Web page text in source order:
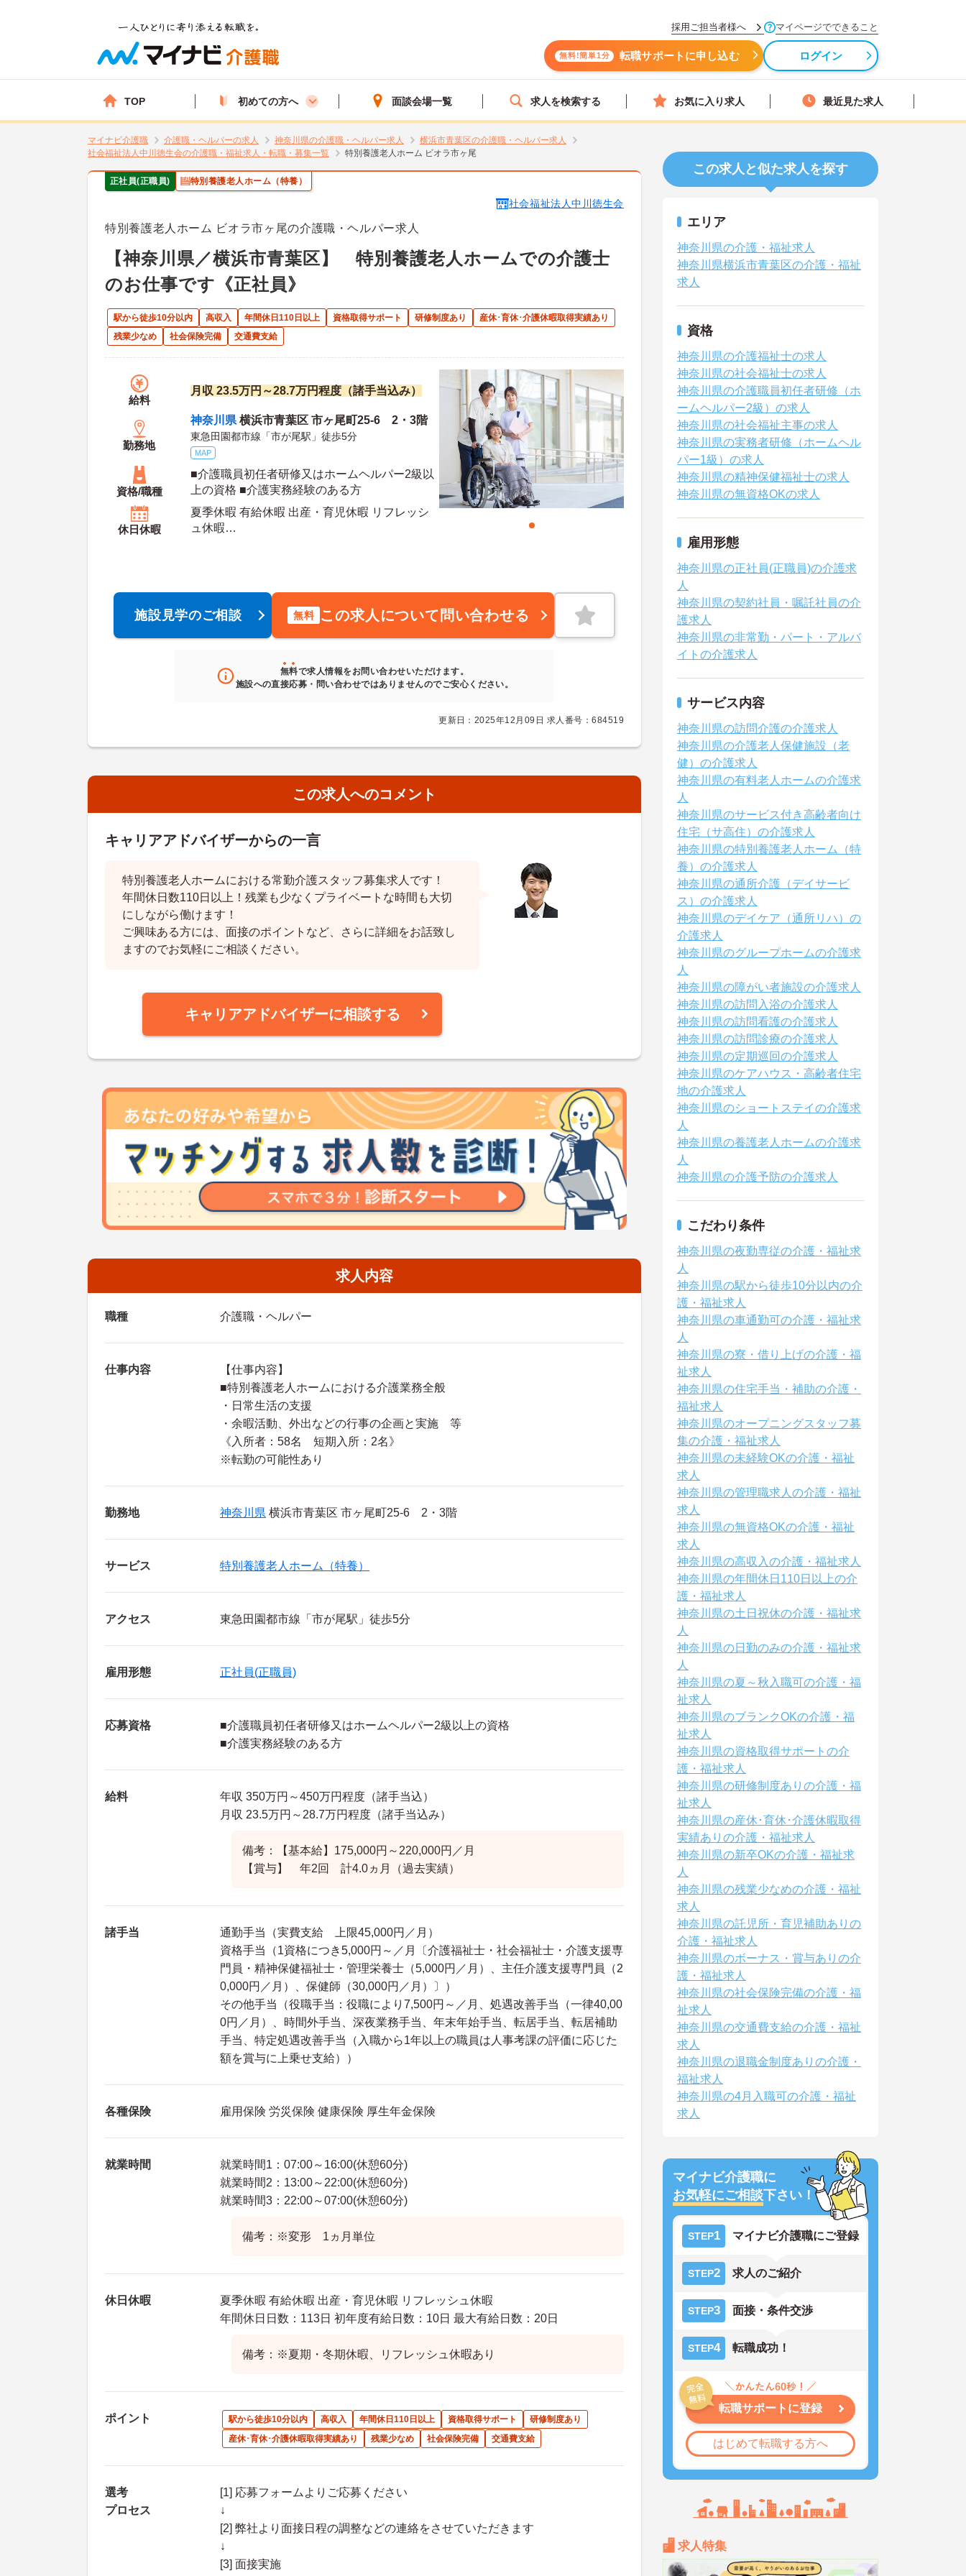
採用ご担当者様へ マイページでできること
無料!簡単1分 転職サポートに申し込む ログイン
TOP 初めての方へ 面談会場一覧 求人を検索する お気に入り求人 最近見た求人
マイナビ介護職 介護職・ヘルパーの求人 神奈川県の介護職・ヘルパー求人
横浜市青葉区の介護職・ヘルパー求人
社会福祉法人中川徳生会の介護職・福祉求人・転職・募集一覧
特別養護老人ホーム ビオラ市ヶ尾
正社員(正職員) 特別養護老人ホーム（特養）
社会福祉法人中川徳生会
特別養護老人ホーム ビオラ市ヶ尾の介護職・ヘルパー求人
【神奈川県／横浜市青葉区】 特別養護老人ホームでの介護士
のお仕事です《正社員》
駅から徒歩10分以内 高収入 年間休日110日以上 資格取得サポート 研修制度あり
産休･育休･介護休暇取得実績あり
残業少なめ
社会保険完備 交通費支給
給料
月収 23.5万円～28.7万円程度（諸手当込み）
勤務地
神奈川県 横浜市青葉区 市ヶ尾町25-6 2・3階
東急田園都市線「市が尾駅」徒歩5分
MAP
資格/職種
■介護職員初任者研修又はホームヘルパー2級以
上の資格 ■介護実務経験のある方
休日休暇
夏季休暇 有給休暇 出産・育児休暇 リフレッシ
ュ休暇
施設見学のご相談 無料 この求人について問い合わせる
無料で求人情報をお問い合わせいただけます。
施設への直接応募・問い合わせではありませんのでご安心ください。
更新日：2025年12月09日 求人番号：684519
この求人へのコメント
キャリアアドバイザーからの一言
特別養護老人ホームにおける常勤介護スタッフ募集求人です！
年間休日数110日以上！残業も少なくプライベートな時間も大切
にしながら働けます！
ご興味ある方には、面接のポイントなど、さらに詳細をお話致し
ますのでお気軽にご相談ください。
キャリアアドバイザーに相談する
求人内容
職種 介護職・ヘルパー
仕事内容
【仕事内容】
■特別養護老人ホームにおける介護業務全般
・日常生活の支援
・余暇活動、外出などの行事の企画と実施 等
《入所者：58名 短期入所：2名》
※転勤の可能性あり
勤務地 神奈川県 横浜市青葉区 市ヶ尾町25-6 2・3階
サービス 特別養護老人ホーム（特養）
アクセス 東急田園都市線「市が尾駅」徒歩5分
雇用形態 正社員(正職員)
応募資格
■介護職員初任者研修又はホームヘルパー2級以上の資格
■介護実務経験のある方
給料
年収 350万円～450万円程度（諸手当込）
月収 23.5万円～28.7万円程度（諸手当込み）
備考：【基本給】175,000円～220,000円／月
【賞与】 年2回 計4.0ヵ月（過去実績）
諸手当
通勤手当（実費支給 上限45,000円／月）
資格手当（1資格につき5,000円～／月〔介護福祉士・社会福祉士・介護支援専
門員・精神保健福祉士・管理栄養士（5,000円／月）、主任介護支援専門員（2
0,000円／月）、保健師（30,000円／月）〕）
その他手当（役職手当：役職により7,500円～／月、処遇改善手当（一律40,00
0円／月）、時間外手当、深夜業務手当、年末年始手当、転居手当、転居補助
手当、特定処遇改善手当（入職から1年以上の職員は人事考課の評価に応じた
額を賞与に上乗せ支給））
各種保険 雇用保険 労災保険 健康保険 厚生年金保険
就業時間
就業時間1：07:00～16:00(休憩60分)
就業時間2：13:00～22:00(休憩60分)
就業時間3：22:00～07:00(休憩60分)
備考：※変形 1ヵ月単位
休日休暇
夏季休暇 有給休暇 出産・育児休暇 リフレッシュ休暇
年間休日日数：113日 初年度有給日数：10日 最大有給日数：20日
備考：※夏期・冬期休暇、リフレッシュ休暇あり
ポイント 駅から徒歩10分以内 高収入 年間休日110日以上 資格取得サポート
研修制度あり
産休･育休･介護休暇取得実績あり
残業少なめ 社会保険完備 交通費支給
選考
プロセス
[1] 応募フォームよりご応募ください
↓
[2] 弊社より面接日程の調整などの連絡をさせていただきます
↓
[3] 面接実施
この求人と似た求人を探す
エリア
神奈川県の介護・福祉求人
神奈川県横浜市青葉区の介護・福祉
求人
資格
神奈川県の介護福祉士の求人
神奈川県の社会福祉士の求人
神奈川県の介護職員初任者研修（ホ
ームヘルパー2級）の求人
神奈川県の社会福祉主事の求人
神奈川県の実務者研修（ホームヘル
パー1級）の求人
神奈川県の精神保健福祉士の求人
神奈川県の無資格OKの求人
雇用形態
神奈川県の正社員(正職員)の介護求
人
神奈川県の契約社員・嘱託社員の介
護求人
神奈川県の非常勤・パート・アルバ
イトの介護求人
サービス内容
神奈川県の訪問介護の介護求人
神奈川県の介護老人保健施設（老
健）の介護求人
神奈川県の有料老人ホームの介護求
人
神奈川県のサービス付き高齢者向け
住宅（サ高住）の介護求人
神奈川県の特別養護老人ホーム（特
養）の介護求人
神奈川県の通所介護（デイサービ
ス）の介護求人
神奈川県のデイケア（通所リハ）の
介護求人
神奈川県のグループホームの介護求
人
神奈川県の障がい者施設の介護求人
神奈川県の訪問入浴の介護求人
神奈川県の訪問看護の介護求人
神奈川県の訪問診療の介護求人
神奈川県の定期巡回の介護求人
神奈川県のケアハウス・高齢者住宅
地の介護求人
神奈川県のショートステイの介護求
人
神奈川県の養護老人ホームの介護求
人
神奈川県の介護予防の介護求人
こだわり条件
神奈川県の夜勤専従の介護・福祉求
人
神奈川県の駅から徒歩10分以内の介
護・福祉求人
神奈川県の車通勤可の介護・福祉求
人
神奈川県の寮・借り上げの介護・福
祉求人
神奈川県の住宅手当・補助の介護・
福祉求人
神奈川県のオープニングスタッフ募
集の介護・福祉求人
神奈川県の未経験OKの介護・福祉
求人
神奈川県の管理職求人の介護・福祉
求人
神奈川県の無資格OKの介護・福祉
求人
神奈川県の高収入の介護・福祉求人
神奈川県の年間休日110日以上の介
護・福祉求人
神奈川県の土日祝休の介護・福祉求
人
神奈川県の日勤のみの介護・福祉求
人
神奈川県の夏～秋入職可の介護・福
祉求人
神奈川県のブランクOKの介護・福
祉求人
神奈川県の資格取得サポートの介
護・福祉求人
神奈川県の研修制度ありの介護・福
祉求人
神奈川県の産休･育休･介護休暇取得
実績ありの介護・福祉求人
神奈川県の新卒OKの介護・福祉求
人
神奈川県の残業少なめの介護・福祉
求人
神奈川県の託児所・育児補助ありの
介護・福祉求人
神奈川県のボーナス・賞与ありの介
護・福祉求人
神奈川県の社会保険完備の介護・福
祉求人
神奈川県の交通費支給の介護・福祉
求人
神奈川県の退職金制度ありの介護・
福祉求人
神奈川県の4月入職可の介護・福祉
求人
マイナビ介護職に
お気軽にご相談下さい！
STEP1 マイナビ介護職にご登録
STEP2 求人のご紹介
STEP3 面接・条件交渉
STEP4 転職成功！
転職サポートに登録
はじめて転職する方へ
求人特集